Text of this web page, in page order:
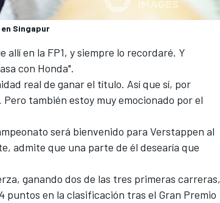
Singapur
en la FP1, y siempre lo recordaré. Y
con Honda".
real de ganar el título. Así que sí, por
también estoy muy emocionado por el
será bienvenido para Verstappen al
admite que una parte de él desearía que
ganando dos de las tres primeras carreras,
en la clasificación tras el Gran Premio